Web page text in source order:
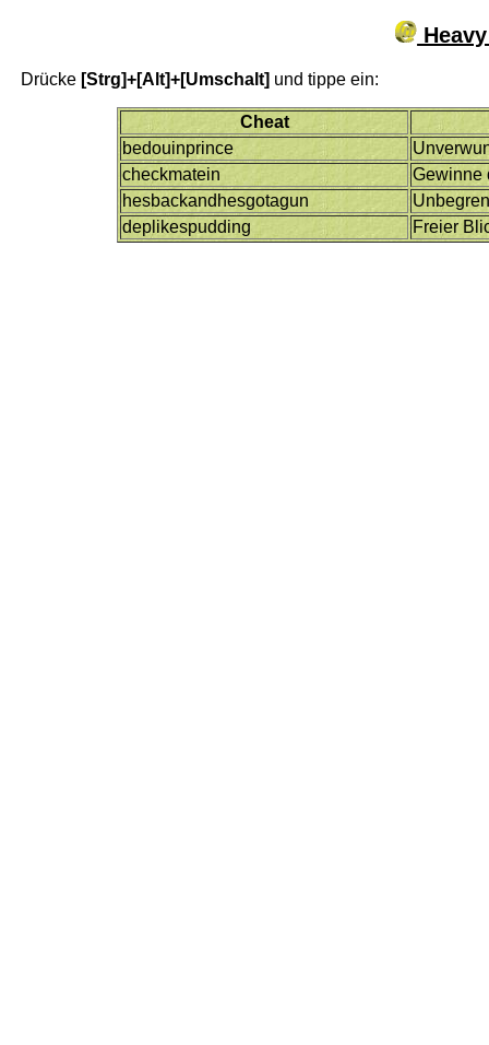
Drücke [Strg]+[Alt]+[Umschalt] und tippe ein:
Cheat
bedouinprince
checkmatein
Gewinne
hesbackandhesgotagun
deplikespudding
Freier